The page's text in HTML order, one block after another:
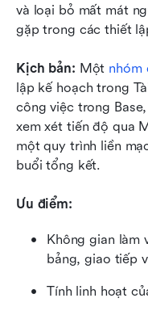
và loại bỏ mất mát
gặp trong các thiết
Kịch bản: Một nhóm
lập kế hoạch trong
công việc trong
xem xét tiến độ qua
một quy trình liền
buổi tổng kết.
Ưu điểm:
Không gian làm
bảng, giao tiếp
Tính linh hoạt